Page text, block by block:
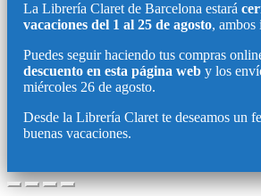
La Librería Claret de Barcelona estará
vacaciones del 1 al 25 de agosto, ambos
Puedes seguir haciendo tus compras
descuento en esta página web y los
miércoles 26 de agosto.
Desde la Librería Claret te deseamos un
buenas vacaciones.